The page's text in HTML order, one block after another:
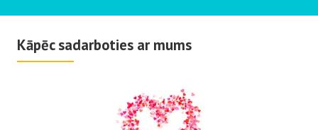
Kāpēc sadarboties ar mums